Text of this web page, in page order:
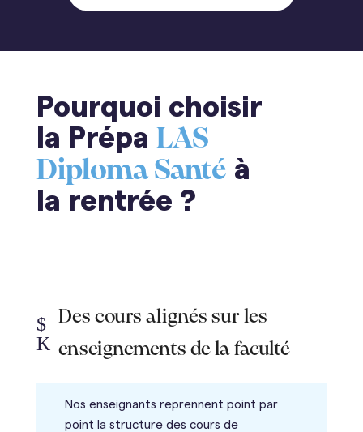
Pourquoi choisir
la Prépa LAS
Diploma Santé à
la rentrée ?
Des cours alignés sur les
enseignements de la faculté
$
K
Nos enseignants reprennent point par
point la structure des cours de